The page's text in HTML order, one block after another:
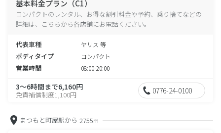
基本料金プラン（C1）
コンパクトのレンタル、お得な割引料金や予約、乗り捨てなどの
詳細は、こちらから各店舗にお電話ください。
代表車種 ヤリス 等
ボディタイプ コンパクト
営業時間 08:00-20:00
3～6時間まで6,160円
免責補償制度1,100円 0776-24-0100
まつもと町屋駅から 2755m